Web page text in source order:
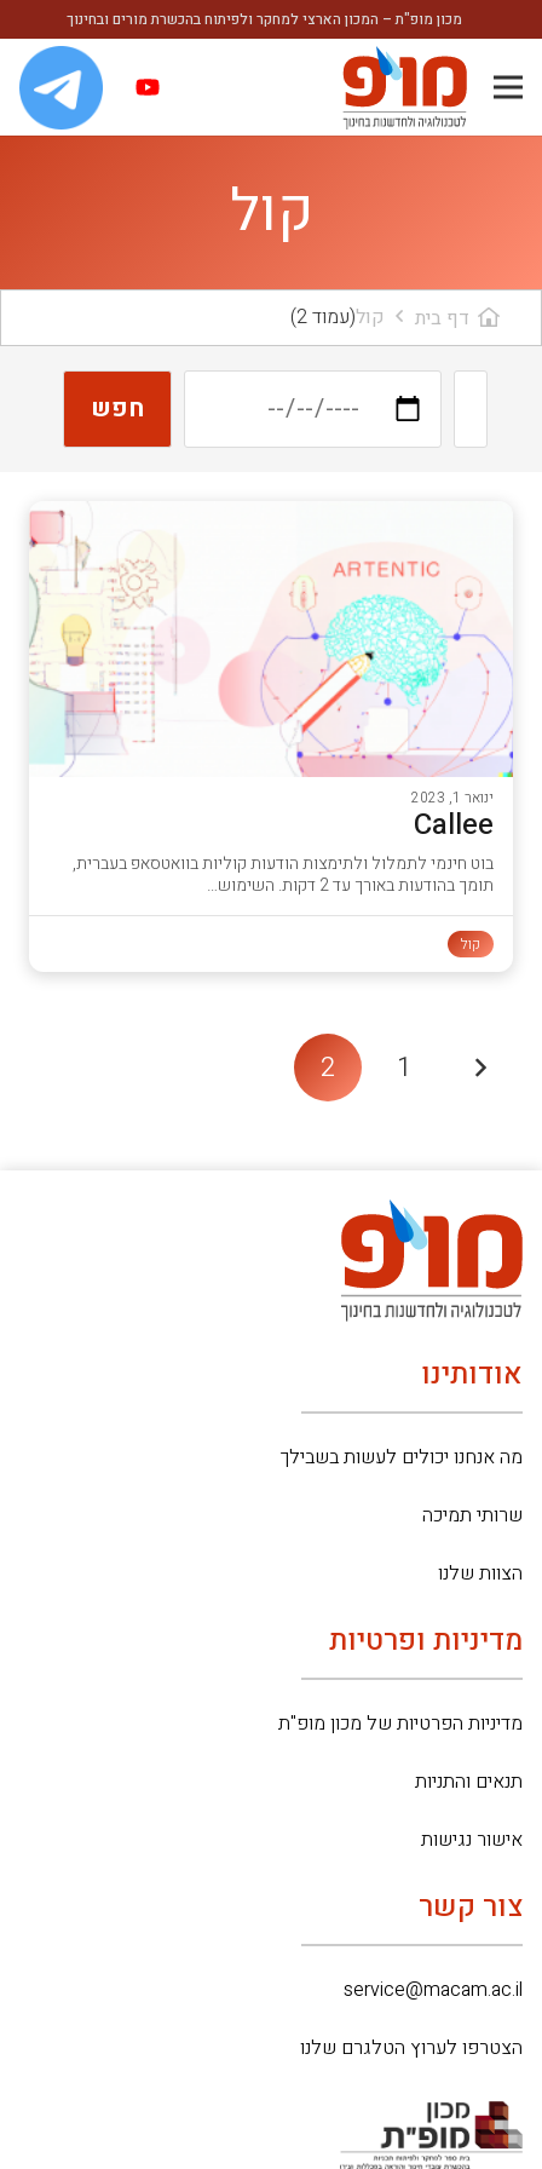
מכון מופ"ת – המכון הארצי למחקר ולפיתוח בהכשרת מורים ובחינוך
קול
דף בית קול(עמוד 2)
חפש
ינואר 1, 2023
Callee
בוט חינמי לתמלול ולתימצות הודעות קוליות בוואטסאפ בעברית,
תומך בהודעות באורך עד 2 דקות. השימוש…
קול
1
2
אודותינו
מה אנחנו יכולים לעשות בשבילך
שרותי תמיכה
הצוות שלנו
מדיניות ופרטיות
מדיניות הפרטיות של מכון מופ"ת
תנאים והתניות
אישור נגישות
צור קשר
service@macam.ac.il
הצטרפו לערוץ הטלגרם שלנו